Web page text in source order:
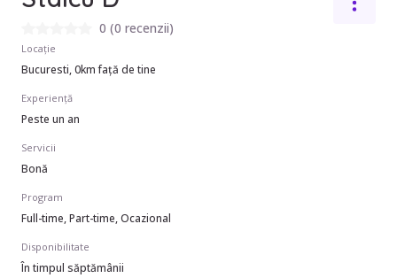
0 (0 recenzii)
Locație
Bucuresti, 0km față de tine
Experiență
Peste un an
Servicii
Bonă
Program
Full-time, Part-time, Ocazional
Disponibilitate
În timpul săptămânii